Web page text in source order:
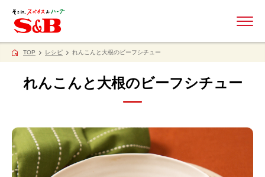
TOP レシピ れんこんと大根のビーフシチュー
れんこんと大根のビーフシチュー